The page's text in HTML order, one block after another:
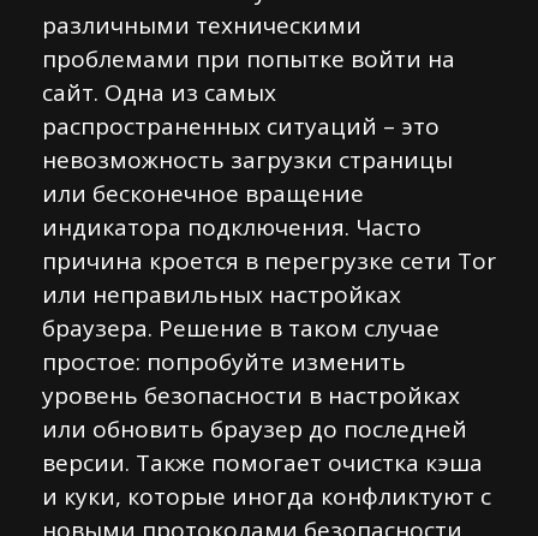
различными техническими
проблемами при попытке войти на
сайт. Одна из самых
распространенных ситуаций – это
невозможность загрузки страницы
или бесконечное вращение
индикатора подключения. Часто
причина кроется в перегрузке сети Tor
или неправильных настройках
браузера. Решение в таком случае
простое: попробуйте изменить
уровень безопасности в настройках
или обновить браузер до последней
версии. Также помогает очистка кэша
и куки, которые иногда конфликтуют с